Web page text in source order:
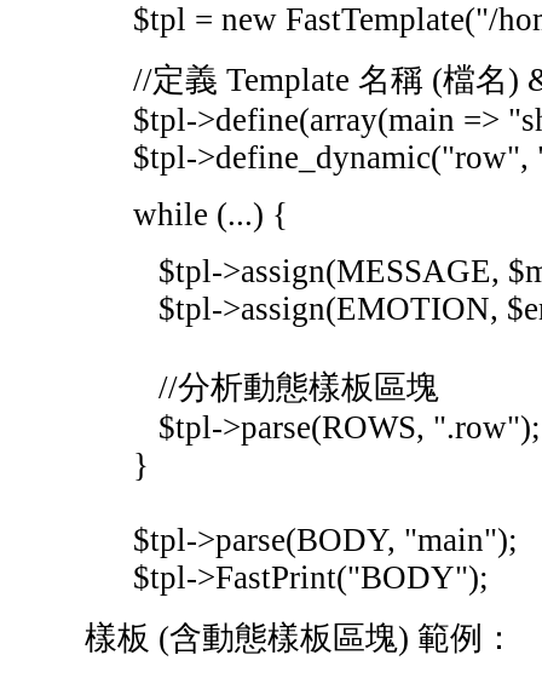
$tpl = new FastTemplate("/
//定義 Template 名稱 (檔名)
$tpl->define(array(main =>
$tpl->define_dynamic("row",
while (...) {
$tpl->assign(MESSAGE,
$tpl->assign(EMOTION,
//分析動態樣板區塊
$tpl->parse(ROWS, ".row");
}
$tpl->parse(BODY, "main");
$tpl->FastPrint("BODY");
樣板 (含動態樣板區塊) 範例：